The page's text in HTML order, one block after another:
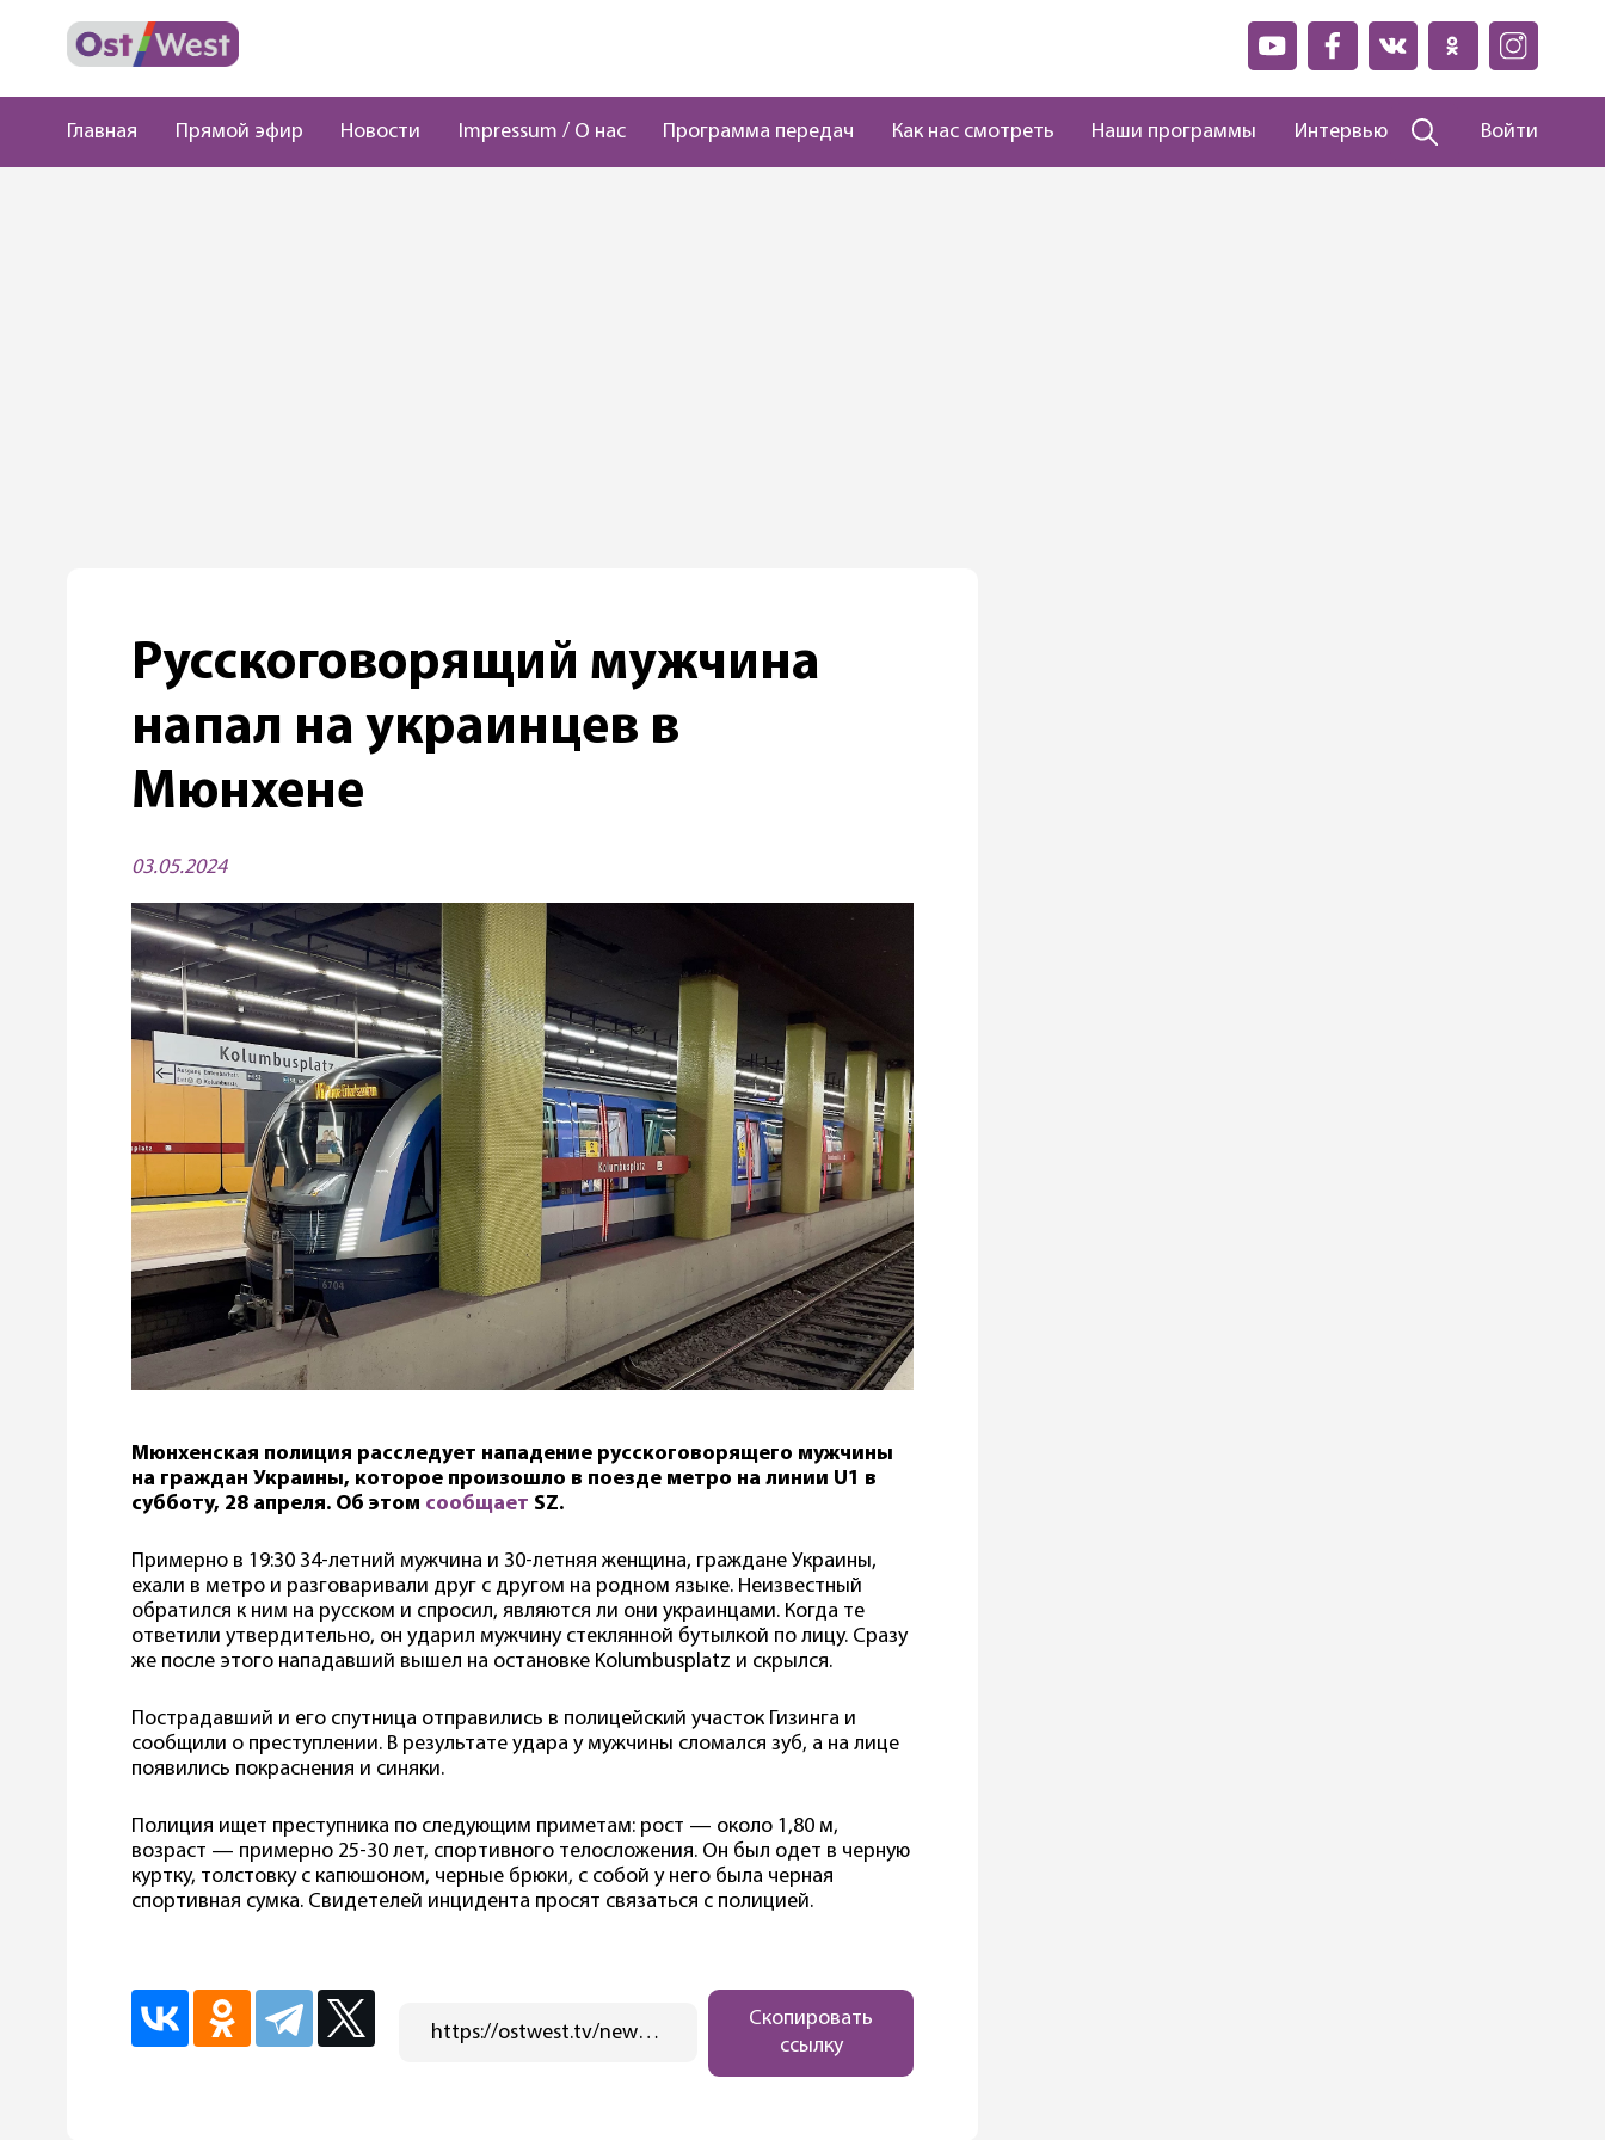
Главная Прямой эфир Новости Impressum / О нас Программа передач Как нас смотреть Наши программы Интервью Войти
Русскоговорящий мужчина
напал на украинцев в
Мюнхене
03.05.2024
Мюнхенская полиция расследует нападение русскоговорящего мужчины
на граждан Украины, которое произошло в поезде метро на линии U1 в
субботу, 28 апреля. Об этом сообщает SZ.
Примерно в 19:30 34-летний мужчина и 30-летняя женщина, граждане Украины,
ехали в метро и разговаривали друг с другом на родном языке. Неизвестный
обратился к ним на русском и спросил, являются ли они украинцами. Когда те
ответили утвердительно, он ударил мужчину стеклянной бутылкой по лицу. Сразу
же после этого нападавший вышел на остановке Kolumbusplatz и скрылся.
Пострадавший и его спутница отправились в полицейский участок Гизинга и
сообщили о преступлении. В результате удара у мужчины сломался зуб, а на лице
появились покраснения и синяки.
Полиция ищет преступника по следующим приметам: рост — около 1,80 м,
возраст — примерно 25-30 лет, спортивного телосложения. Он был одет в черную
куртку, толстовку с капюшоном, черные брюки, с собой у него была черная
спортивная сумка. Свидетелей инцидента просят связаться с полицией.
https://ostwest.tv/news/russkogovoryashhij-muzhchina-napal-na-ukraincev-v-mjunhene/
Скопировать
ссылку